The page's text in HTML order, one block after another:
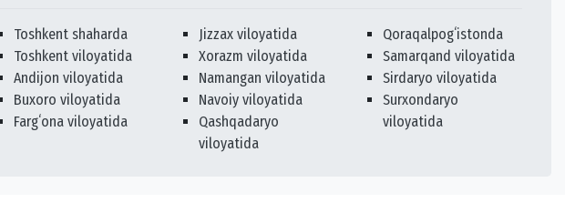
Toshkent shaharda
Toshkent viloyatida
Andijon viloyatida
Buxoro viloyatida
Fargʻona viloyatida
Jizzax viloyatida
Xorazm viloyatida
Namangan viloyatida
Navoiy viloyatida
Qashqadaryo
viloyatida
Qoraqalpogʻistonda
Samarqand viloyatida
Sirdaryo viloyatida
Surxondaryo
viloyatida